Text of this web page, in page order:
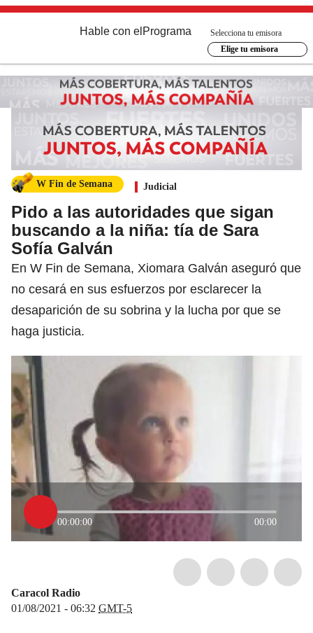
Hable con el Programa
Selecciona tu emisora
Elige tu emisora
W Fin de Semana Judicial
Pido a las autoridades que sigan
buscando a la niña: tía de Sara
Sofía Galván
En W Fin de Semana, Xiomara Galván aseguró que
no cesará en sus esfuerzos por esclarecer la
desaparición de su sobrina y la lucha por que se
haga justicia.
00:00:00 00:00
Caracol Radio
01/08/2021 - 06:32 GMT-5